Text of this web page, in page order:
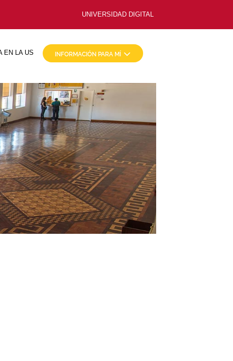
UNIVERSIDAD DIGITAL
EN LA US